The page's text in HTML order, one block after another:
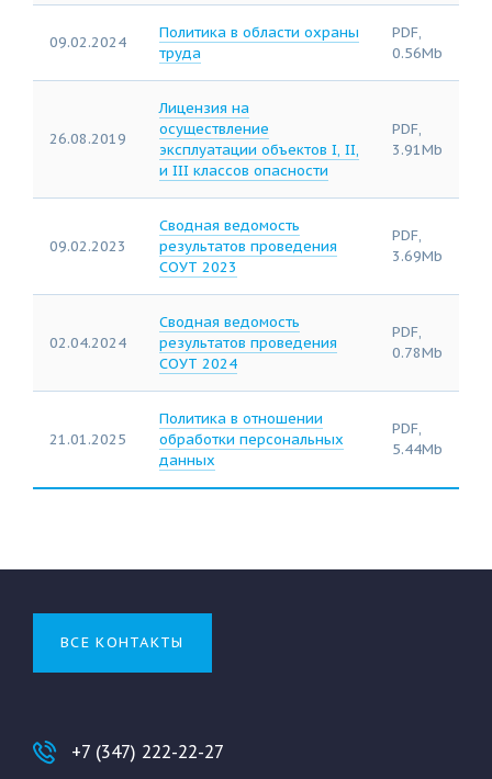
09.02.2024
Политика в области охраны
труда
PDF,
0.56Mb
26.08.2019
Лицензия на
осуществление
эксплуатации объектов I, II,
и III классов опасности
PDF,
3.91Mb
09.02.2023
Сводная ведомость
результатов проведения
СОУТ 2023
PDF,
3.69Mb
02.04.2024
Сводная ведомость
результатов проведения
СОУТ 2024
PDF,
0.78Mb
21.01.2025
Политика в отношении
обработки персональных
данных
PDF,
5.44Mb
ВСЕ КОНТАКТЫ
+7 (347) 222-22-27